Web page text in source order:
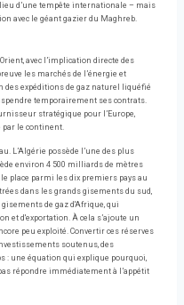
d’une tempête internationale – mais
avec le géant gazier du Maghreb.
avec l’implication directe des
les marchés de l’énergie et
expéditions de gaz naturel liquéfié
temporairement ses contrats.
stratégique pour l’Europe,
par le continent.
L’Algérie possède l’une des plus
environ 4 500 milliards de mètres
place parmi les dix premiers pays au
dans les grands gisements du sud,
de gaz d'Afrique, qui
et d'exportation. À cela s’ajoute un
peu exploité. Convertir ces réserves
soutenus, des
: une équation qui explique pourquoi,
répondre immédiatement à l’appétit